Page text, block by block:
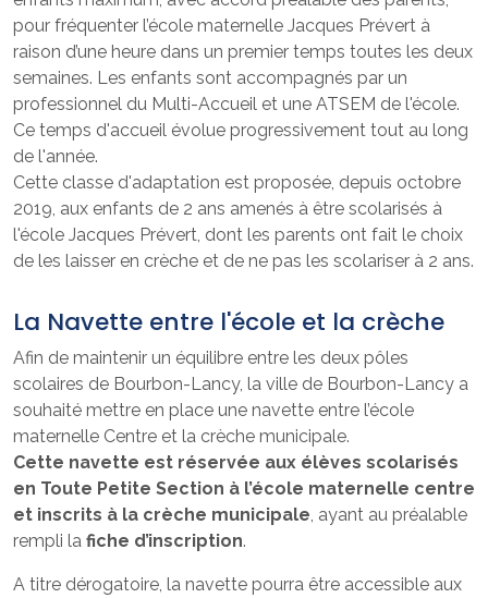
pour fréquenter l’école maternelle Jacques Prévert à
raison d’une heure dans un premier temps toutes les deux
semaines. Les enfants sont accompagnés par un
professionnel du Multi-Accueil et une ATSEM de l'école.
Ce temps d'accueil évolue progressivement tout au long
de l'année.
Cette classe d'adaptation est proposée, depuis octobre
2019, aux enfants de 2 ans amenés à être scolarisés à
l'école Jacques Prévert, dont les parents ont fait le choix
de les laisser en crèche et de ne pas les scolariser à 2 ans.
La Navette entre l'école et la crèche
Afin de maintenir un équilibre entre les deux pôles
scolaires de Bourbon-Lancy, la ville de Bourbon-Lancy a
souhaité mettre en place une navette entre l’école
maternelle Centre et la crèche municipale.
Cette navette est réservée aux élèves scolarisés
en Toute Petite Section à l’école maternelle centre
et inscrits à la crèche municipale , ayant au préalable
rempli la fiche d’inscription.
A titre dérogatoire, la navette pourra être accessible aux